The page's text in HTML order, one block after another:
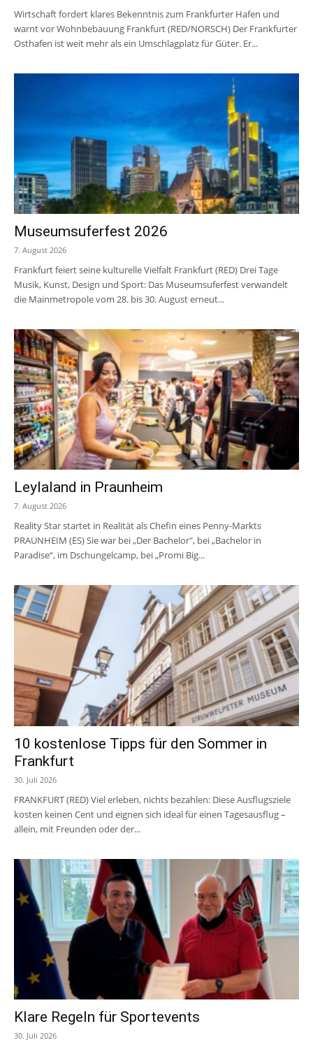
Wirtschaft fordert klares Bekenntnis zum Frankfurter Hafen und
warnt vor Wohnbebauung Frankfurt (RED/NORSCH) Der Frankfurter
Osthafen ist weit mehr als ein Umschlagplatz für Güter. Er...
Museumsuferfest 2026
7. August 2026
Frankfurt feiert seine kulturelle Vielfalt Frankfurt (RED) Drei Tage
Musik, Kunst, Design und Sport: Das Museumsuferfest verwandelt
die Mainmetropole vom 28. bis 30. August erneut...
Leylaland in Praunheim
7. August 2026
Reality Star startet in Realität als Chefin eines Penny-Markts
PRAUNHEIM (ES) Sie war bei „Der Bachelor", bei „Bachelor in
Paradise“, im Dschungelcamp, bei „Promi Big...
10 kostenlose Tipps für den Sommer in
Frankfurt
30. Juli 2026
FRANKFURT (RED) Viel erleben, nichts bezahlen: Diese Ausflugsziele
kosten keinen Cent und eignen sich ideal für einen Tagesausflug –
allein, mit Freunden oder der...
Klare Regeln für Sportevents
30. Juli 2026